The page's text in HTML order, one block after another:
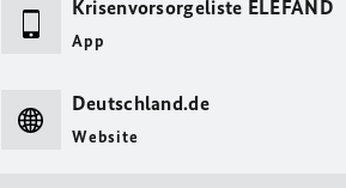
Krisenvorsorgeliste ELEFAND
App
Deutschland.de
Website